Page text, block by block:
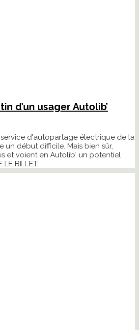
d’un usager Autolib’
d'autopartage électrique de la
un début difficile. Mais bien sûr,
et voient en Autolib' un potentiel
LE BILLET